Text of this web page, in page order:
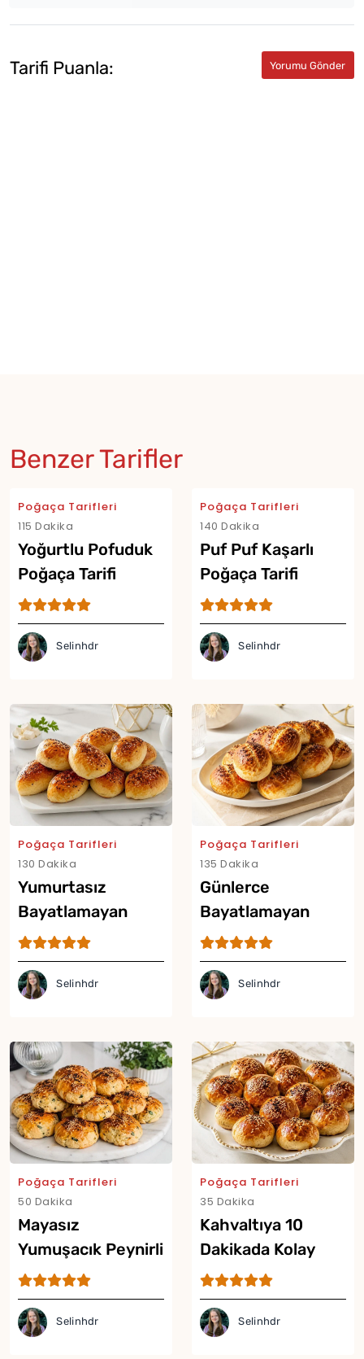
Tarifi Puanla:
Benzer Tarifler
Poğaça Tarifleri
115 Dakika
Yoğurtlu Pofuduk
Poğaça Tarifi
Selinhdr
Poğaça Tarifleri
140 Dakika
Puf Puf Kaşarlı
Poğaça Tarifi
Selinhdr
Poğaça Tarifleri
130 Dakika
Yumurtasız
Bayatlamayan
Poğaça Tarifi
Selinhdr
Poğaça Tarifleri
135 Dakika
Günlerce
Bayatlamayan
Yumuşacık Poğaça
Tarifi
Selinhdr
Poğaça Tarifleri
50 Dakika
Mayasız
Yumuşacık Peynirli
Poğaça Tarifi
Selinhdr
Poğaça Tarifleri
35 Dakika
Kahvaltıya 10
Dakikada Kolay
Poğaça Tarifi
Selinhdr